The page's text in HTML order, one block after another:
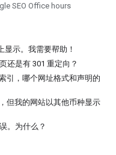
SEO Office hours
示。我需要帮助！
还是有 301 重定向？
引，哪个网址格式和声明的
但我的网站以其他币种显示
。为什么？